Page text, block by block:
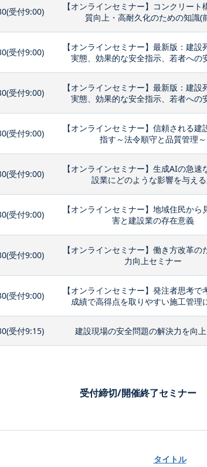
受付9:00)
【オンラインセミナー】コンクリート
質向上・高耐久化のための知識(
受付9:00)
【オンラインセミナー】最新版：建設
実態、効果的な安全指示、若者への
受付9:00)
【オンラインセミナー】最新版：建設
実態、効果的な安全指示、若者への
受付9:00)
【オンラインセミナー】信頼される建
指す～法令順守と品質管理～
受付9:00)
【オンラインセミナー】生成AIの急速
設業にどのような影響を与え
受付9:00)
【オンラインセミナー】地域住民から
害と建設業の存在意義
受付9:00)
【オンラインセミナー】働き方改革の
力向上セミナー
受付9:00)
【オンラインセミナー】発注者思考で
成績で高得点を取りやすい施工管理
受付9:15) 建設現場の安全問題の解決力を向
受付締切/開催終了セミナー
タイトル